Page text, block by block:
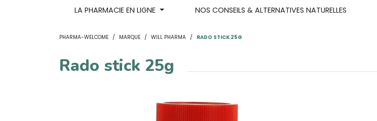
LA PHARMACIE EN LIGNE NOS CONSEILS & ALTERNATIVES NATURELLES
PHARMA-WELCOME MARQUE WILL PHARMA RADO STICK 25G
Rado stick 25g